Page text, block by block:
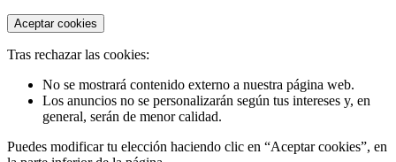
Aceptar cookies
Tras rechazar las cookies:
No se mostrará contenido externo a nuestra página web.
Los anuncios no se personalizarán según tus intereses y, en
general, serán de menor calidad.
Puedes modificar tu elección haciendo clic en “Aceptar cookies”, en